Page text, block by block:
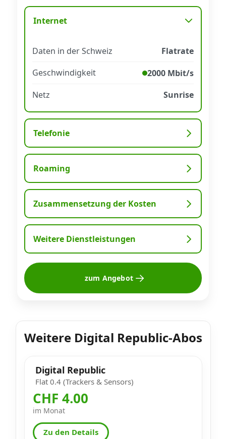
Datenschutz·AGB
Internet
Daten in der Schweiz
Flatrate
Geschwindigkeit
2000 Mbit/s
Netz
Sunrise
Telefonie
Roaming
Zusammensetzung der Kosten
Weitere Dienstleistungen
zum Angebot
Weitere Digital Republic-Abos
Digital Republic
Flat 0.4 (Trackers & Sensors)
CHF 4.00
im Monat
Zu den Details